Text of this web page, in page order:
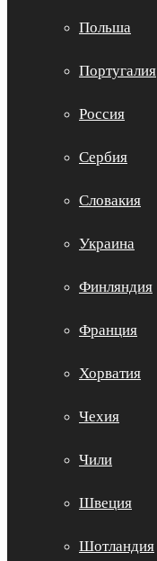
Польша
Португалия
Россия
Сербия
Словакия
Украина
Финляндия
Франция
Хорватия
Чехия
Чили
Швеция
Шотландия